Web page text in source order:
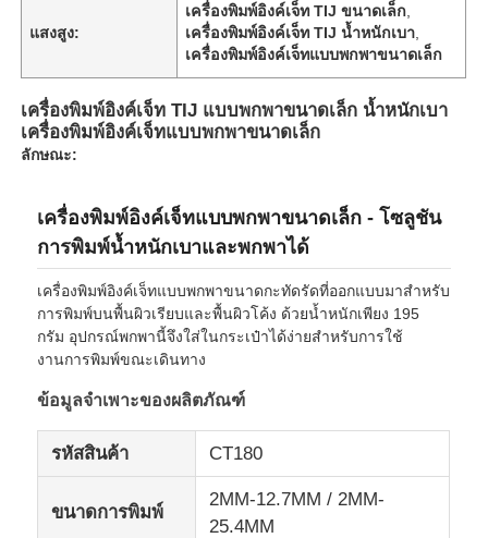
แสงสูง:
เครื่องพิมพ์อิงค์เจ็ท TIJ ขนาดเล็ก
เครื่องพิมพ์อิงค์เจ็ท TIJ น้ำหนักเบา
เครื่องพิมพ์อิงค์เจ็ทแบบพกพาขนาดเล็ก
เครื่องพิมพ์อิงค์เจ็ท TIJ แบบพกพาขนาดเล็ก น้ำหนักเบา
เครื่องพิมพ์อิงค์เจ็ทแบบพกพาขนาดเล็ก
ลักษณะ:
เครื่องพิมพ์อิงค์เจ็ทแบบพกพาขนาดเล็ก - โซลูชัน
การพิมพ์น้ำหนักเบาและพกพาได้
เครื่องพิมพ์อิงค์เจ็ทแบบพกพาขนาดกะทัดรัดที่ออกแบบมาสำหรับ
การพิมพ์บนพื้นผิวเรียบและพื้นผิวโค้ง ด้วยน้ำหนักเพียง 195
กรัม อุปกรณ์พกพานี้จึงใส่ในกระเป๋าได้ง่ายสำหรับการใช้
งานการพิมพ์ขณะเดินทาง
ข้อมูลจำเพาะของผลิตภัณฑ์
รหัสสินค้า CT180
ขนาดการพิมพ์
2MM-12.7MM / 2MM-
25.4MM